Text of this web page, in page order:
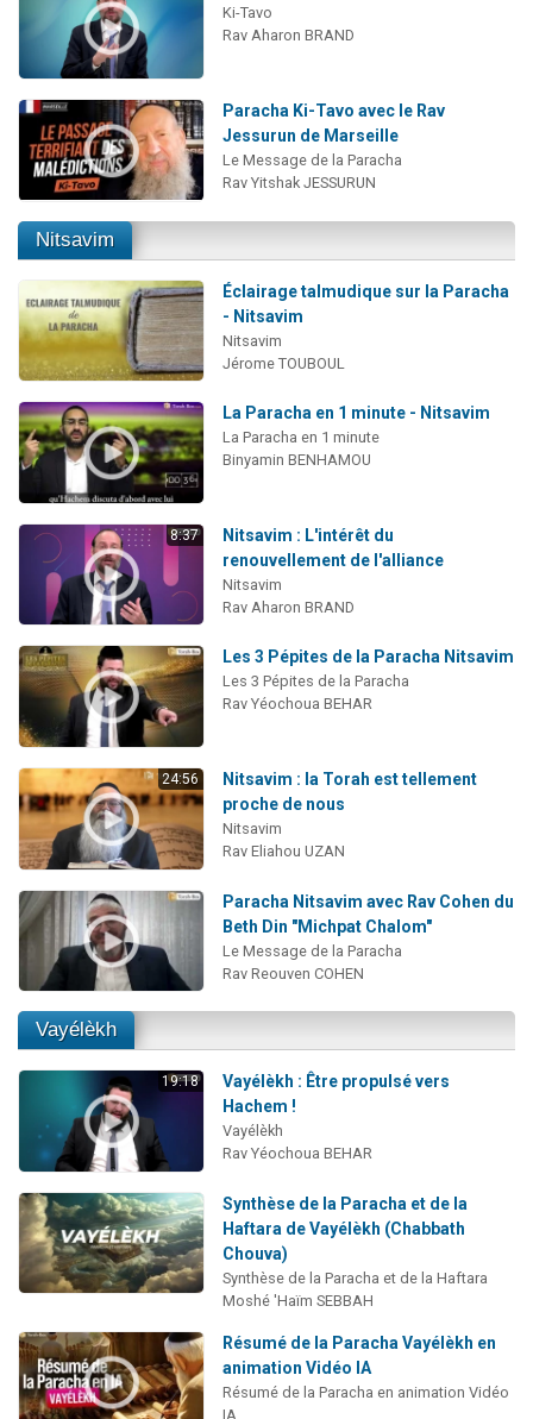
Ki-Tavo
Rav Aharon BRAND
Paracha Ki-Tavo avec le Rav
Jessurun de Marseille
Le Message de la Paracha
Rav Yitshak JESSURUN
Nitsavim
Éclairage talmudique sur la Paracha
- Nitsavim
Nitsavim
Jérome TOUBOUL
La Paracha en 1 minute - Nitsavim
La Paracha en 1 minute
Binyamin BENHAMOU
8:37
Nitsavim : L'intérêt du
renouvellement de l'alliance
Nitsavim
Rav Aharon BRAND
Les 3 Pépites de la Paracha Nitsavim
Les 3 Pépites de la Paracha
Rav Yéochoua BEHAR
24:56
Nitsavim : la Torah est tellement
proche de nous
Nitsavim
Rav Eliahou UZAN
Paracha Nitsavim avec Rav Cohen du
Beth Din "Michpat Chalom"
Le Message de la Paracha
Rav Reouven COHEN
Vayélèkh
19:18
Vayélèkh : Être propulsé vers
Hachem !
Vayélèkh
Rav Yéochoua BEHAR
Synthèse de la Paracha et de la
Haftara de Vayélèkh (Chabbath
Chouva)
Synthèse de la Paracha et de la Haftara
Moshé 'Haïm SEBBAH
Résumé de la Paracha Vayélèkh en
animation Vidéo IA
Résumé de la Paracha en animation Vidéo
IA